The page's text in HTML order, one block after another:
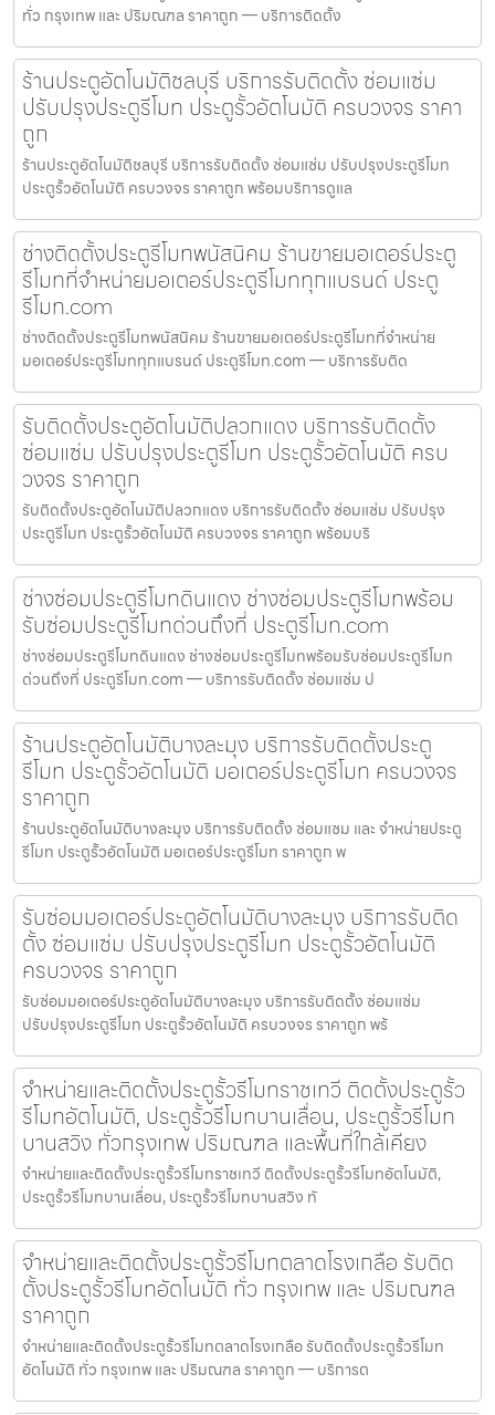
ทั่ว กรุงเทพ และ ปริมณฑล ราคาถูก — บริการติดตั้ง
ร้านประตูอัตโนมัติชลบุรี บริการรับติดตั้ง ซ่อมแซ่ม
ปรับปรุงประตูรีโมท ประตูรั้วอัตโนมัติ ครบวงจร ราคา
ถูก
ร้านประตูอัตโนมัติชลบุรี บริการรับติดตั้ง ซ่อมแซ่ม ปรับปรุงประตูรีโมท
ประตูรั้วอัตโนมัติ ครบวงจร ราคาถูก พร้อมบริการดูแล
ช่างติดตั้งประตูรีโมทพนัสนิคม ร้านขายมอเตอร์ประตู
รีโมทที่จำหน่ายมอเตอร์ประตูรีโมททุกแบรนด์ ประตู
รีโมท.com
ช่างติดตั้งประตูรีโมทพนัสนิคม ร้านขายมอเตอร์ประตูรีโมทที่จำหน่าย
มอเตอร์ประตูรีโมททุกแบรนด์ ประตูรีโมท.com — บริการรับติด
รับติดตั้งประตูอัตโนมัติปลวกแดง บริการรับติดตั้ง
ซ่อมแซ่ม ปรับปรุงประตูรีโมท ประตูรั้วอัตโนมัติ ครบ
วงจร ราคาถูก
รับติดตั้งประตูอัตโนมัติปลวกแดง บริการรับติดตั้ง ซ่อมแซ่ม ปรับปรุง
ประตูรีโมท ประตูรั้วอัตโนมัติ ครบวงจร ราคาถูก พร้อมบริ
ช่างซ่อมประตูรีโมทดินแดง ช่างซ่อมประตูรีโมทพร้อม
รับซ่อมประตูรีโมทด่วนถึงที่ ประตูรีโมท.com
ช่างซ่อมประตูรีโมทดินแดง ช่างซ่อมประตูรีโมทพร้อมรับซ่อมประตูรีโมท
ด่วนถึงที่ ประตูรีโมท.com — บริการรับติดตั้ง ซ่อมแซ่ม ป
ร้านประตูอัตโนมัติบางละมุง บริการรับติดตั้งประตู
รีโมท ประตูรั้วอัตโนมัติ มอเตอร์ประตูรีโมท ครบวงจร
ราคาถูก
ร้านประตูอัตโนมัติบางละมุง บริการรับติดตั้ง ซ่อมแซม และ จำหน่ายประตู
รีโมท ประตูรั้วอัตโนมัติ มอเตอร์ประตูรีโมท ราคาถูก พ
รับซ่อมมอเตอร์ประตูอัตโนมัติบางละมุง บริการรับติด
ตั้ง ซ่อมแซ่ม ปรับปรุงประตูรีโมท ประตูรั้วอัตโนมัติ
ครบวงจร ราคาถูก
รับซ่อมมอเตอร์ประตูอัตโนมัติบางละมุง บริการรับติดตั้ง ซ่อมแซ่ม
ปรับปรุงประตูรีโมท ประตูรั้วอัตโนมัติ ครบวงจร ราคาถูก พร้
จำหน่ายและติดตั้งประตูรั้วรีโมทราชเทวี ติดตั้งประตูรั้ว
รีโมทอัตโนมัติ, ประตูรั้วรีโมทบานเลื่อน, ประตูรั้วรีโมท
บานสวิง ทั่วกรุงเทพ ปริมณฑล และพื้นที่ใกล้เคียง
จำหน่ายและติดตั้งประตูรั้วรีโมทราชเทวี ติดตั้งประตูรั้วรีโมทอัตโนมัติ,
ประตูรั้วรีโมทบานเลื่อน, ประตูรั้วรีโมทบานสวิง ทั
จำหน่ายและติดตั้งประตูรั้วรีโมทตลาดโรงเกลือ รับติด
ตั้งประตูรั้วรีโมทอัตโนมัติ ทั่ว กรุงเทพ และ ปริมณฑล
ราคาถูก
จำหน่ายและติดตั้งประตูรั้วรีโมทตลาดโรงเกลือ รับติดตั้งประตูรั้วรีโมท
อัตโนมัติ ทั่ว กรุงเทพ และ ปริมณฑล ราคาถูก — บริการต